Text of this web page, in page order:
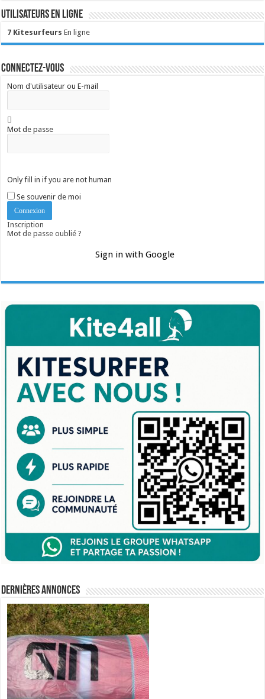
Utilisateurs en ligne
7 Kitesurfeurs En ligne
Connectez-vous
Nom d'utilisateur ou E-mail
Mot de passe
Only fill in if you are not human
Se souvenir de moi
Inscription
Mot de passe oublié ?
Sign in with Google
Dernières annonces